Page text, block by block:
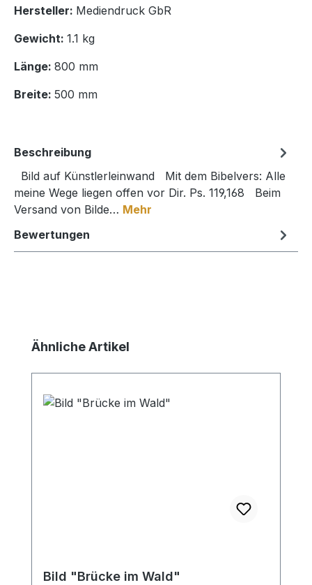
Hersteller: Mediendruck GbR
Gewicht: 1.1 kg
Länge: 800 mm
Breite: 500 mm
Beschreibung
Bild auf Künstlerleinwand Mit dem Bibelvers: Alle
meine Wege liegen offen vor Dir. Ps. 119,168 Beim
Versand von Bilde… Mehr
Bewertungen
Produktgalerie überspringen
Ähnliche Artikel
Bild "Brücke im Wald"